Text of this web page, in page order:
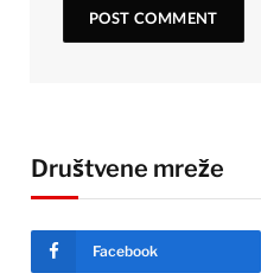
Društvene mreže
Facebook